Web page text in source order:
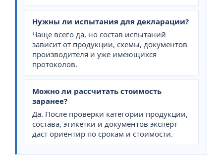
Нужны ли испытания для декларации?
Чаще всего да, но состав испытаний
зависит от продукции, схемы, документов
производителя и уже имеющихся
протоколов.
Можно ли рассчитать стоимость
заранее?
Да. После проверки категории продукции,
состава, этикетки и документов эксперт
даст ориентир по срокам и стоимости.